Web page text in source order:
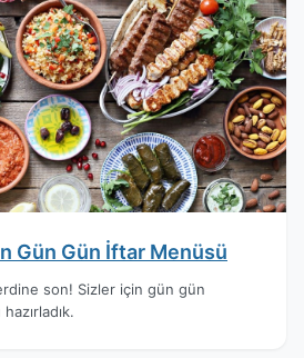
Gün Gün İftar Menüsü
son! Sizler için gün gün